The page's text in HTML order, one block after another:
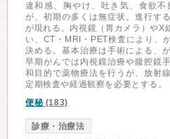
違和感、胸やけ、吐き気、食欲
が、初期の多くは無症状。進行す
が現れる。内視鏡（胃カメラ）やX
い、CT・MRI・PET検査により、
決める。基本治療は手術による、
早期がんでは内視鏡治療や腹腔鏡
和目的で薬物療法を行うが、放射
定期検査や経過観察を必要とする。
便秘(183)
診療・治療法